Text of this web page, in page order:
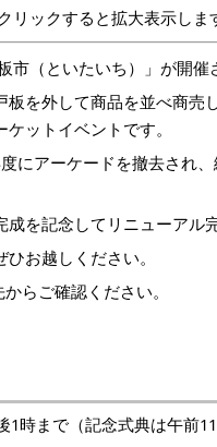
リックすると拡大表示しま
（といたいち）」が開催
を外して商品を並べ商売
ットイベントです。
にアーケードを撤去され
を記念してリニューアル
お越しください。
らご確認ください。
時まで（記念式典は午前11